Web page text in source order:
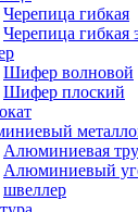
Черепица гибкая
Черепица гибкая
Шифер волновой
Шифер плоский
Алюминиевая
Алюминиевый
швеллер